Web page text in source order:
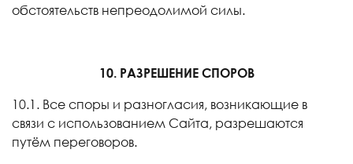
обстоятельств непреодолимой силы.
10. РАЗРЕШЕНИЕ СПОРОВ
10.1. Все споры и разногласия, возникающие в
связи с использованием Сайта, разрешаются
путём переговоров.